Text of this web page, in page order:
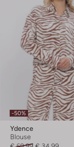
-50%
Ydence
Blouse